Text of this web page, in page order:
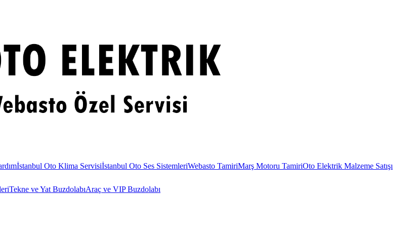
İstanbul Oto Klima Servisiİstanbul Oto Ses SistemleriWebasto TamiriMarş Motoru TamiriOto Elektrik Malzeme Satışı
Tekne ve Yat BuzdolabıAraç ve VIP Buzdolabı